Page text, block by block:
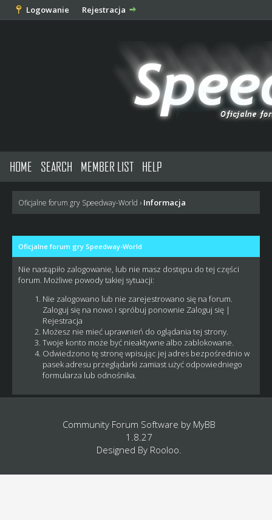
Logowanie Rejestracja
HOME SEARCH MEMBER LIST HELP
Oficjalne forum gry Speedway-World › Informacja
Oficjalne forum gry Speedway-World
Nie nastąpiło zalogowanie, lub nie masz dostępu do tej części
forum. Możliwe powody takiej sytuacji:
Nie zalogowano lub nie zarejestrowano się na forum.
Zaloguj się na nowo i spróbuj ponownie Zaloguj się|
Rejestracja
Możesz nie mieć uprawnień do oglądania tej strony.
Twoje konto może być nieaktywne albo zablokowane.
Odwiedzono tę stronę wpisując jej adres bezpośrednio w
pasek adresu przeglądarki zamiast użyć odpowiedniego
formularza lub odnośnika.
Community Forum Software by MyBB
1.8.27
Designed By Rooloo.